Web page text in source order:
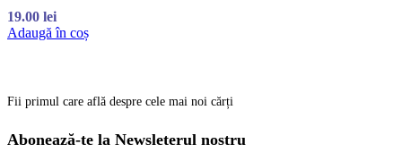
19.00 lei
Adaugă în coș
Fii primul care află despre cele mai noi cărți
Abonează-te la Newsleterul nostru